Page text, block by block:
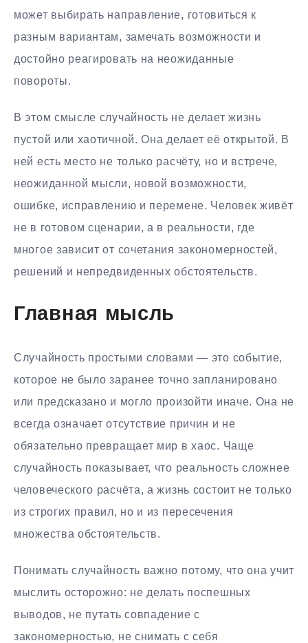
может выбирать направление, готовиться к
разным вариантам, замечать возможности и
достойно реагировать на неожиданные
повороты.
В этом смысле случайность не делает жизнь
пустой или хаотичной. Она делает её открытой. В
ней есть место не только расчёту, но и встрече,
неожиданной мысли, новой возможности,
ошибке, исправлению и перемене. Человек живёт
не в готовом сценарии, а в реальности, где
многое зависит от сочетания закономерностей,
решений и непредвиденных обстоятельств.
Главная мысль
Случайность простыми словами — это событие,
которое не было заранее точно запланировано
или предсказано и могло произойти иначе. Она не
всегда означает отсутствие причин и не
обязательно превращает мир в хаос. Чаще
случайность показывает, что реальность сложнее
человеческого расчёта, а жизнь состоит не только
из строгих правил, но и из пересечения
множества обстоятельств.
Понимать случайность важно потому, что она учит
мыслить осторожно: не делать поспешных
выводов, не путать совпадение с
закономерностью, не снимать с себя